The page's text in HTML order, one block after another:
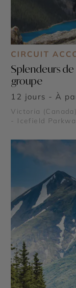
CIRCUIT
Splendeurs
groupe
12 jours - À
Victoria
- Icefield
National de